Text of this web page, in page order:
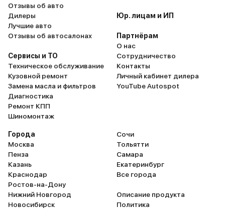
Отзывы об авто
Дилеры
Лучшие авто
Отзывы об автосалонах
Сервисы и ТО
Техническое обслуживание
Кузовной ремонт
Замена масла и фильтров
Диагностика
Ремонт КПП
Шиномонтаж
Юр. лицам и ИП
Партнёрам
О нас
Сотрудничество
Контакты
Личный кабинет дилера
YouTube Autospot
Города
Москва
Пенза
Казань
Краснодар
Ростов-на-Дону
Нижний Новгород
Новосибирск
Сочи
Тольятти
Самара
Екатеринбург
Все города
Описание продукта
Политика